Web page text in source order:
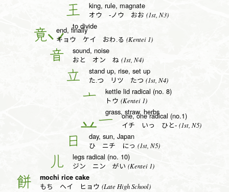
王 king, rule, magnate
オウ -ノウ おお (1st, N3)
to divide
竟 end, finally
キョウ ケイ おわ.る (Kentei 1)
音 sound, noise
おと オン ね (1st, N4)
立 stand up, rise, set up
た.つ リツ たつ (1st, N4)
亠 kettle lid radical (no. 8)
トウ (Kentei 1)
grass, straw, herbs
一 one, one radical (no.1)
イチ いっ ひと- (1st, N5)
日 day, sun, Japan
ひ ニチ にっ (1st, N5)
儿 legs radical (no. 10)
ジン ニン がい (Kentei 1)
餅 mochi rice cake
もち ヘイ ヒョウ (Late High School)